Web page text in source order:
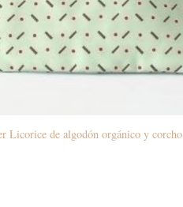
Licorice de algodón orgánico y corcho